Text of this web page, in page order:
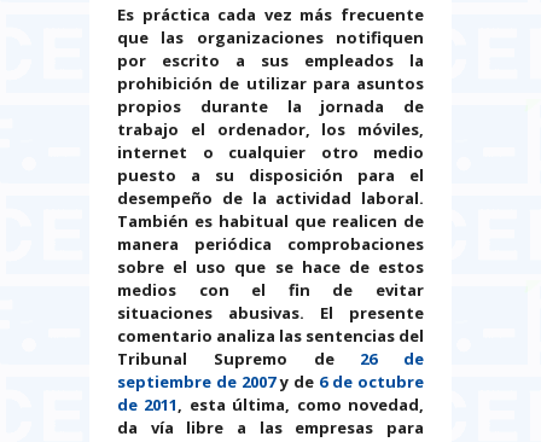
Es práctica cada vez más frecuente
que las organizaciones notifiquen
por escrito a sus empleados la
prohibición de utilizar para asuntos
propios durante la jornada de
trabajo el ordenador, los móviles,
internet o cualquier otro medio
puesto a su disposición para el
desempeño de la actividad laboral.
También es habitual que realicen de
manera periódica comprobaciones
sobre el uso que se hace de estos
medios con el fin de evitar
situaciones abusivas. El presente
comentario analiza las sentencias del
Tribunal Supremo de 26 de
septiembre de 2007y de 6 de octubre
de 2011
, esta última, como novedad,
da vía libre a las empresas para